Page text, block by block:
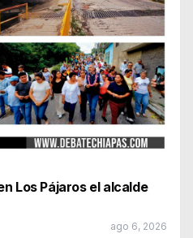
Los Pájaros el alcalde
ago 6, 2026